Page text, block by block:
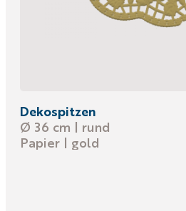
Dekospitzen
Ø 36 cm | rund
Papier | gold